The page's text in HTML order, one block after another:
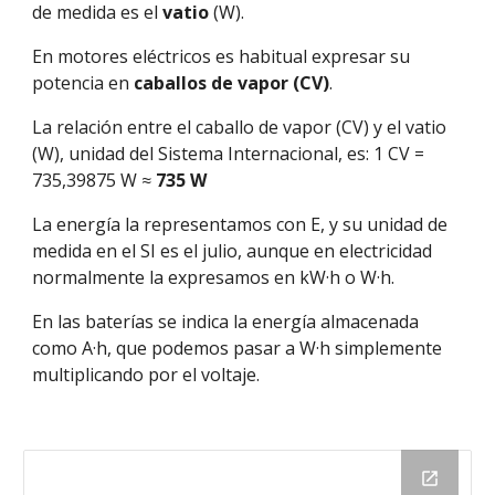
de medida es elvatio(W).
En motores eléctricos es habitual expresar su
potencia en caballos de vapor (CV).
La relación entre el caballo de vapor (CV) y el vatio
(W), unidad del Sistema Internacional, es: 1 CV =
735,39875 W ≈ 735 W
La energía la representamos con E, y su unidad de
medida en el SI es el julio, aunque en electricidad
normalmente la expresamos en kW·h o W·h.
En las baterías se indica la energía almacenada
como A·h, que podemos pasar a W·h simplemente
multiplicando por el voltaje.